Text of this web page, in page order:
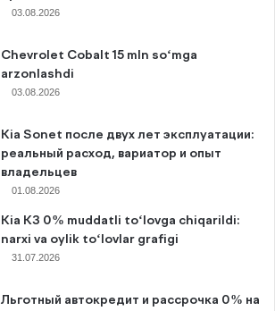
03.08.2026
Chevrolet Cobalt 15 mln so‘mga
arzonlashdi
03.08.2026
Kia Sonet после двух лет эксплуатации:
реальный расход, вариатор и опыт
владельцев
01.08.2026
Kia K3 0% muddatli to‘lovga chiqarildi:
narxi va oylik to‘lovlar grafigi
31.07.2026
Льготный автокредит и рассрочка 0% на